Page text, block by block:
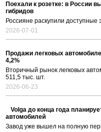
Поехали к розетке: в России
гибридов
Россияне раскупили доступные
2026-07-01
Продажи легковых
4,2%
Вторичный рынок легковых
511,5 тыс. шт.
2026-06-23
Volga до конца года
автомобилей
Завод уже вышел на полную